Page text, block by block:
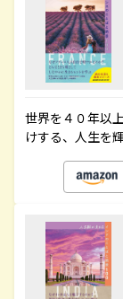
世界を４０年以
けする、人生を